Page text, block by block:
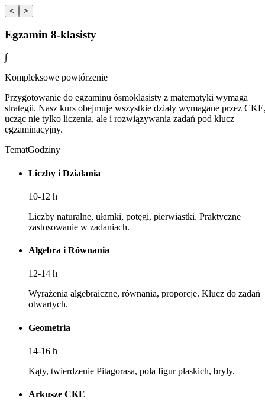
< >
Egzamin 8-klasisty
∫
Kompleksowe powtórzenie
Przygotowanie do egzaminu ósmoklasisty z matematyki wymaga
strategii. Nasz kurs obejmuje wszystkie działy wymagane przez
ucząc nie tylko liczenia, ale i rozwiązywania zadań pod klucz
egzaminacyjny.
TematGodziny
Liczby i Działania
10-12 h
Liczby naturalne, ułamki, potęgi, pierwiastki. Praktyczne
zastosowanie w zadaniach.
Algebra i Równania
12-14 h
Wyrażenia algebraiczne, równania, proporcje. Klucz do zadań
otwartych.
Geometria
14-16 h
Kąty, twierdzenie Pitagorasa, pola figur płaskich, bryły.
Arkusze CKE